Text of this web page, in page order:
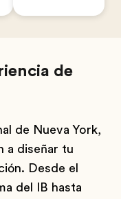
de
de Nueva York,
a diseñar tu
Desde el
del IB hasta